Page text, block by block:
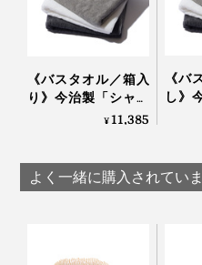
《バスタオル／箱入
り》今治製「シャト
ル織機」でゆっくり
¥11,385
《バ
し》
ル織
よく一緒に購入されてい